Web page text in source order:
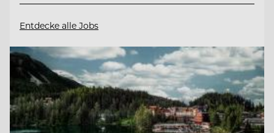
Entdecke alle Jobs